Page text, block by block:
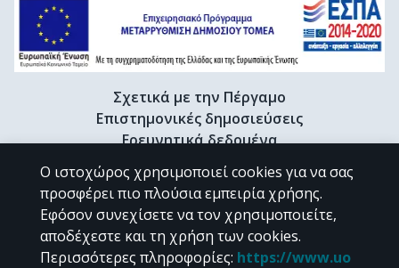
Σχετικά με την Πέργαμο
Επιστημονικές δημοσιεύσεις
Ερευνητικά δεδομένα
Διδακτορικές διατριβές & Γκρίζα βιβλιογραφία
Προφίλ Ερευνητή
CC BY-NC 4.0
Ο ιστοχώρος χρησιμοποιεί cookies για να σας
προσφέρει πιο πλούσια εμπειρία χρήσης.
Εφόσον συνεχίσετε να τον χρησιμοποιείτε,
αποδέχεστε και τη χρήση των cookies.
Περισσότερες πληροφορίες: https://www.uo